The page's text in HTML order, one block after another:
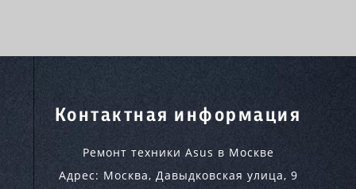
Контактная информация
Ремонт техники Asus в Москве
Адрес: Москва, Давыдковская улица, 9